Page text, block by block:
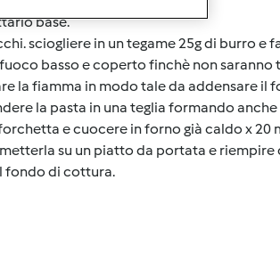
base.
sciogliere in un tegame 25g di burro e
basso e coperto finchè non saranno
la fiamma in modo tale da addensare il
la pasta in una teglia formando
e cuocere in forno già caldo x 20
su un piatto da portata e riempire
fondo di cottura.